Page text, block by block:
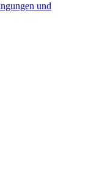
und